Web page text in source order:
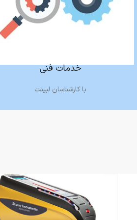
خدمات فنی
با کارشناسان لبینت